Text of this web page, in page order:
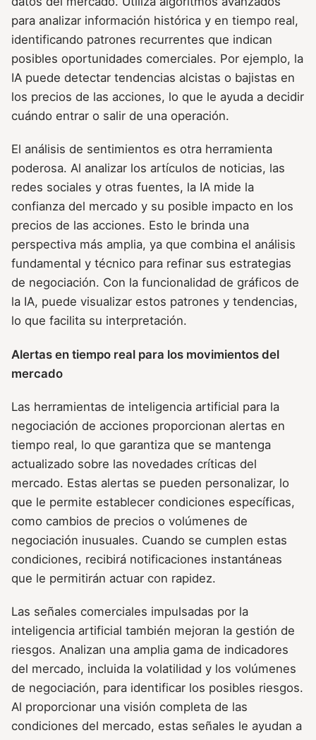
para analizar información histórica y en tiempo real,
identificando patrones recurrentes que indican
posibles oportunidades comerciales. Por ejemplo, la
IA puede detectar tendencias alcistas o bajistas en
los precios de las acciones, lo que le ayuda a decidir
cuándo entrar o salir de una operación.
El análisis de sentimientos es otra herramienta
poderosa. Al analizar los artículos de noticias, las
redes sociales y otras fuentes, la IA mide la
confianza del mercado y su posible impacto en los
precios de las acciones. Esto le brinda una
perspectiva más amplia, ya que combina el análisis
fundamental y técnico para refinar sus estrategias
de negociación. Con la funcionalidad de gráficos de
la IA, puede visualizar estos patrones y tendencias,
lo que facilita su interpretación.
Alertas en tiempo real para los movimientos del
mercado
Las herramientas de inteligencia artificial para la
negociación de acciones proporcionan alertas en
tiempo real, lo que garantiza que se mantenga
actualizado sobre las novedades críticas del
mercado. Estas alertas se pueden personalizar, lo
que le permite establecer condiciones específicas,
como cambios de precios o volúmenes de
negociación inusuales. Cuando se cumplen estas
condiciones, recibirá notificaciones instantáneas
que le permitirán actuar con rapidez.
Las señales comerciales impulsadas por la
inteligencia artificial también mejoran la gestión de
riesgos. Analizan una amplia gama de indicadores
del mercado, incluida la volatilidad y los volúmenes
de negociación, para identificar los posibles riesgos.
Al proporcionar una visión completa de las
condiciones del mercado, estas señales le ayudan a